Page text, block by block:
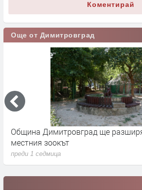
Коментирай
Още от Димитровград
Община Димитровград ще
местния зоокът
преди 1 седмица